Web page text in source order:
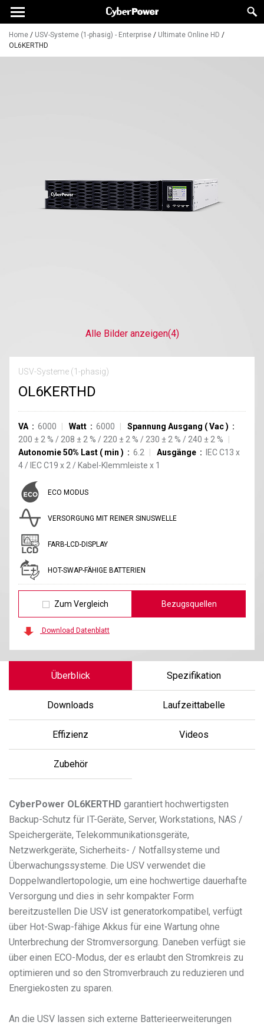
Home / USV-Systeme (1-phasig) - Enterprise / Ultimate Online HD /
OL6KERTHD
Alle Bilder anzeigen(4)
USV-Systeme (1-phasig)
OL6KERTHD
VA 6000 Watt 6000 Spannung Ausgang (Vac)
200 ± 2 % / 208 ± 2 % / 220 ± 2 % / 230 ± 2 % / 240 ± 2 %
Autonomie 50% Last ( min ) 6.2 Ausgänge IEC C13 x
4 / IEC C19 x 2 / Kabel-Klemmleiste x 1
ECO MODUS
VERSORGUNG MIT REINER SINUSWELLE
FARB-LCD-DISPLAY
HOT-SWAP-FÄHIGE BATTERIEN
Zum Vergleich Bezugsquellen
Download Datenblatt
Überblick Spezifikation
Downloads Laufzeittabelle
Effizienz Videos
Zubehör
CyberPower OL6KERTHD garantiert hochwertigsten
Backup-Schutz für IT-Geräte, Server, Workstations, NAS /
Speichergeräte, Telekommunikationsgeräte,
Netzwerkgeräte, Sicherheits- / Notfallsysteme und
Überwachungssysteme. Die USV verwendet die
Doppelwandlertopologie, um eine hochwertige dauerhafte
Versorgung und dies in sehr kompakter Form
bereitzustellen Die USV ist generatorkompatibel, verfügt
über Hot-Swap-fähige Akkus für eine Wartung ohne
Unterbrechung der Stromversorgung. Daneben verfügt sie
über einen ECO-Modus, der es erlaubt den Stromkreis zu
optimieren und so den Stromverbrauch zu reduzieren und
Energiekosten zu sparen.
An die USV lassen sich externe Batterieerweiterungen